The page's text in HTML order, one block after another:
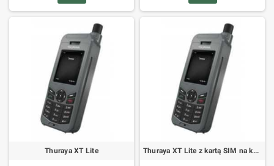
Thuraya XT Lite Thuraya XT Lite z kartą SIM na kartę i 160 jednostkami